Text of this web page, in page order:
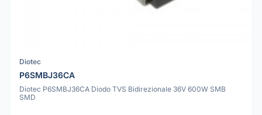
Diotec
P6SMBJ36CA
Diotec P6SMBJ36CA Diodo TVS Bidirezionale 36V 600W SMB
SMD